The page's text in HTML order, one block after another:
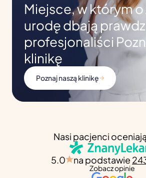
Miejsce, w którym
urodę dbają
profesjonaliści
klinikę
Poznaj naszą klinikę
Nasi pacjenci
5.0 na podstawie
Zobacz opinie